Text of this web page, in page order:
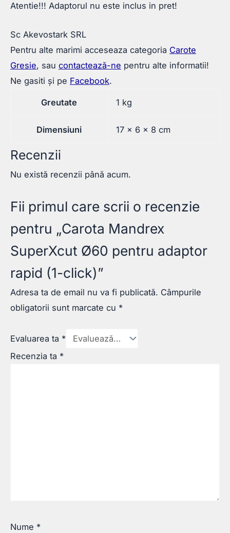
Atentie!!! Adaptorul nu este inclus in pret!
Sc Akevostark SRL
Pentru alte marimi acceseaza categoria Carote
Gresie, sau contactează-ne pentru alte informatii!
Ne gasiti și pe Facebook.
Greutate 1 kg
Dimensiuni 17 × 6 × 8 cm
Recenzii
Nu există recenzii până acum.
Fii primul care scrii o recenzie
pentru „Carota Mandrex
SuperXcut Ø60 pentru adaptor
rapid (1-click)”
Adresa ta de email nu va fi publicată. Câmpurile
obligatorii sunt marcate cu *
Evaluarea ta *
Recenzia ta *
Nume *